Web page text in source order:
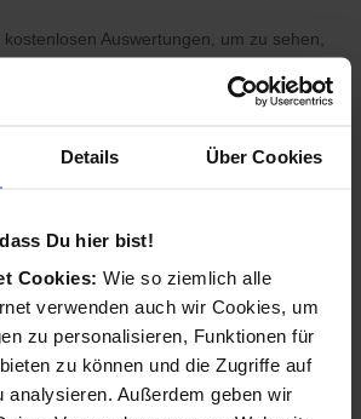
Details Über Cookies
Du hier bist!
Cookies: Wie so ziemlich alle
verwenden auch wir Cookies, um
zu personalisieren, Funktionen für
zu können und die Zugriffe auf
analysieren. Außerdem geben wir
Auswertungen, um zu sehen,
eine TÜV-Abnahme zu einem
für diesen Zeitraum ein
Angebot ein.